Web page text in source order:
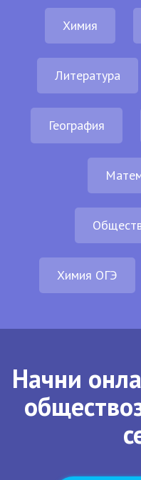
Химия
Литература
География
Химия ОГЭ
Начни